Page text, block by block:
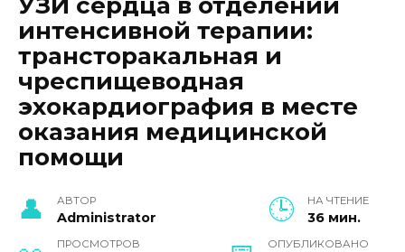
интенсивной терапии:
трансторакальная и
чреспищеводная
эхокардиография в месте
оказания медицинской
помощи
АВТОР
Administrator
НА ЧТЕНИЕ
36 мин.
ПРОСМОТРОВ ОПУБЛИКОВАНО